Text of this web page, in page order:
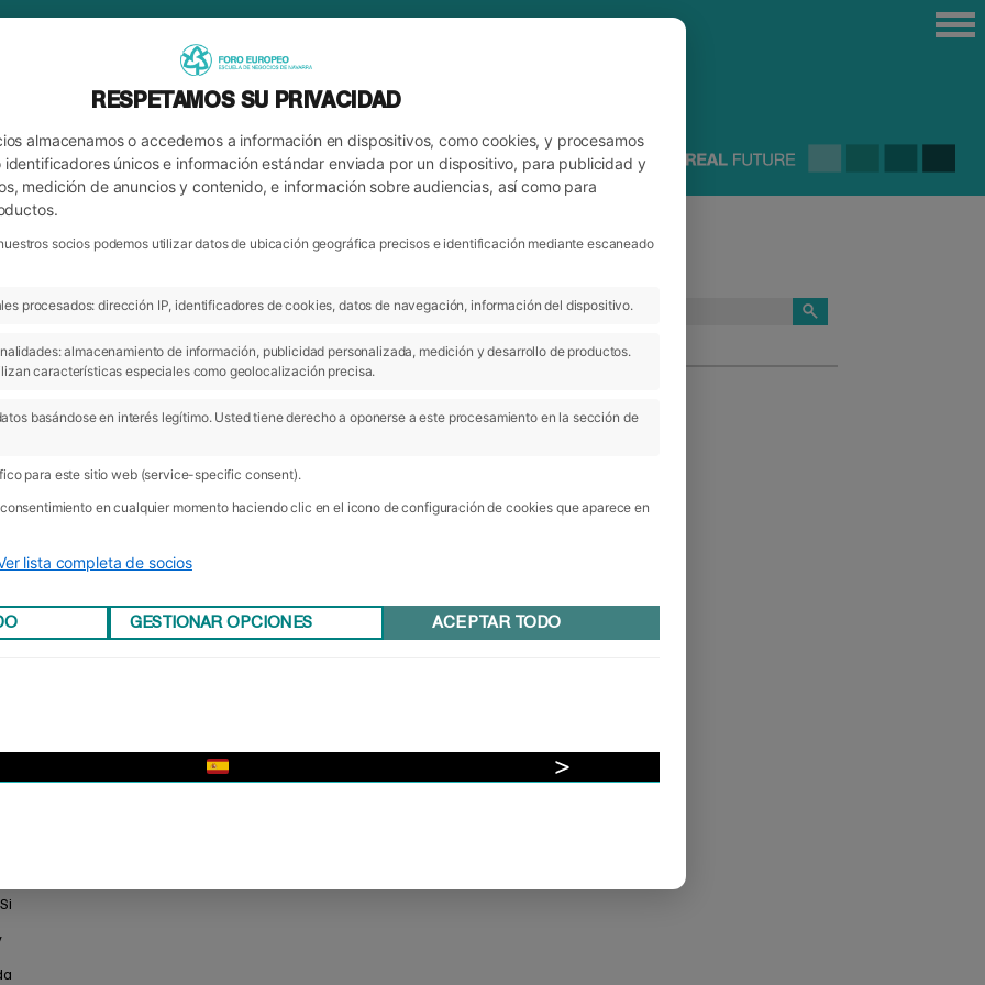
ARCHIVO CATEGORÍAS
RESPETAMOS SU PRIVACIDAD
almacenamos o accedemos a información en dispositivos, como cookies, y procesamos
únicos e información estándar enviada por un dispositivo, para publicidad y
medición de anuncios y contenido, e información sobre audiencias, así como para
socios podemos utilizar datos de ubicación geográfica precisos e identificación mediante escaneado
procesados: dirección IP, identificadores de cookies, datos de navegación, información del dispositivo.
almacenamiento de información, publicidad personalizada, medición y desarrollo de productos.
características especiales como geolocalización precisa.
basándose en interés legítimo. Usted tiene derecho a oponerse a este procesamiento en la sección de
para este sitio web (service-specific consent).
en cualquier momento haciendo clic en el icono de configuración de cookies que aparece en
lista completa de socios
GESTIONAR OPCIONES ACEPTAR TODO